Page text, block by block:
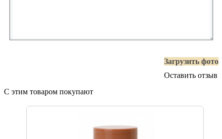
Загрузить фото
Оставить отзыв
С этим товаром покупают